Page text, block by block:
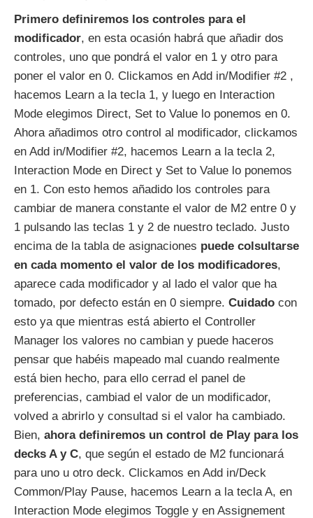
Primero definiremos los controles para el
modificador, en esta ocasión habrá que añadir dos
controles, uno que pondrá el valor en 1 y otro para
poner el valor en 0. Clickamos en Add in/Modifier #2 ,
hacemos Learn a la tecla 1, y luego en Interaction
Mode elegimos Direct, Set to Value lo ponemos en 0.
Ahora añadimos otro control al modificador, clickamos
en Add in/Modifier #2, hacemos Learn a la tecla 2,
Interaction Mode en Direct y Set to Value lo ponemos
en 1. Con esto hemos añadido los controles para
cambiar de manera constante el valor de M2 entre 0 y
1 pulsando las teclas 1 y 2 de nuestro teclado. Justo
encima de la tabla de asignaciones puede colsultarse
en cada momento el valor de los modificadores,
aparece cada modificador y al lado el valor que ha
tomado, por defecto están en 0 siempre. Cuidado con
esto ya que mientras está abierto el Controller
Manager los valores no cambian y puede haceros
pensar que habéis mapeado mal cuando realmente
está bien hecho, para ello cerrad el panel de
preferencias, cambiad el valor de un modificador,
volved a abrirlo y consultad si el valor ha cambiado.
Bien, ahora definiremos un control de Play para los
decks A y C, que según el estado de M2 funcionará
para uno u otro deck. Clickamos en Add in/Deck
Common/Play Pause, hacemos Learn a la tecla A, en
Interaction Mode elegimos Toggle y en Assignement